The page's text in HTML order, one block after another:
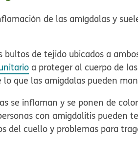
de las amígdalas y
bultos de tejido ubicados a
a proteger al cuerpo de
lo que las amígdalas pueden
se inflaman y se ponen de
con amigdalitis pueden
del cuello y problemas para